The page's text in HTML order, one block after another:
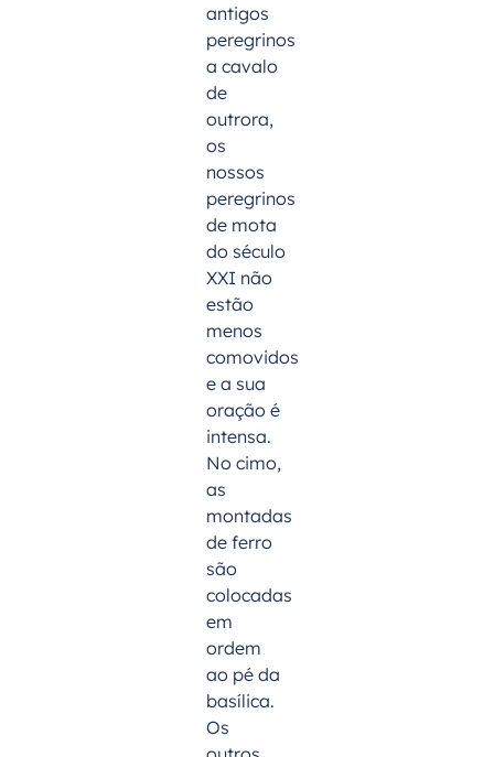
antigos
peregrinos
a cavalo
de
outrora,
os
nossos
peregrinos
de mota
do século
XXI não
estão
menos
comovidos
e a sua
oração é
intensa.
No cimo,
as
montadas
de ferro
são
colocadas
em
ordem
ao pé da
basílica.
Os